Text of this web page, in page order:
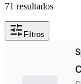
71 resultados
Filtros